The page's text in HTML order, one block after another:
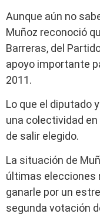
Aunque aún no
Muñoz reconoció
Barreras, del
apoyo importante
2011.
Lo que el diputado
una colectividad
de salir elegido.
La situación de
últimas elecciones
ganarle por un
segunda votación